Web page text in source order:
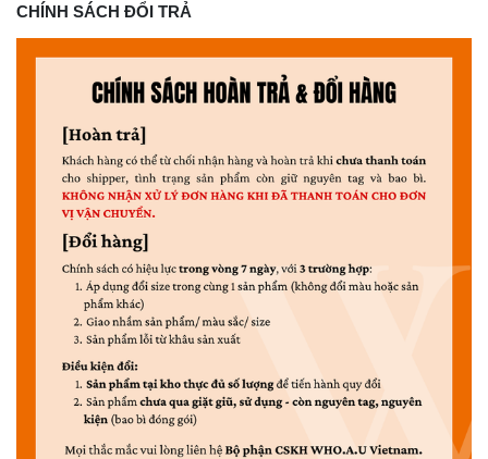
CHÍNH SÁCH ĐỔI TRẢ